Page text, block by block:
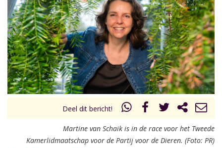
De avond van Sleutelstad
21.00 - 0.00 uur
Vorig uur
uur 1 van 0 Volgend uur
Inklappen
Deel dit bericht!
Martine van Schaik is in de race voor het Tweede
Kamerlidmaatschap voor de Partij voor de Dieren. (Foto: PR)